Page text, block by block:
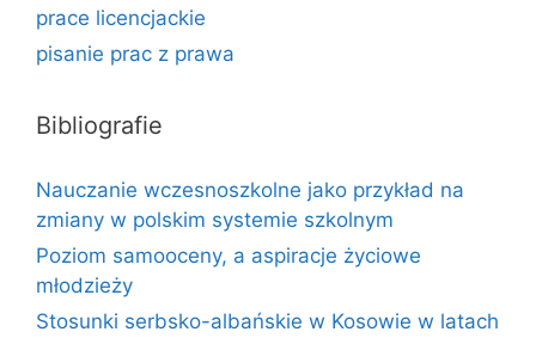
prace licencjackie
pisanie prac z prawa
Bibliografie
Nauczanie wczesnoszkolne jako przykład na
zmiany w polskim systemie szkolnym
Poziom samooceny, a aspiracje życiowe
młodzieży
Stosunki serbsko-albańskie w Kosowie w latach